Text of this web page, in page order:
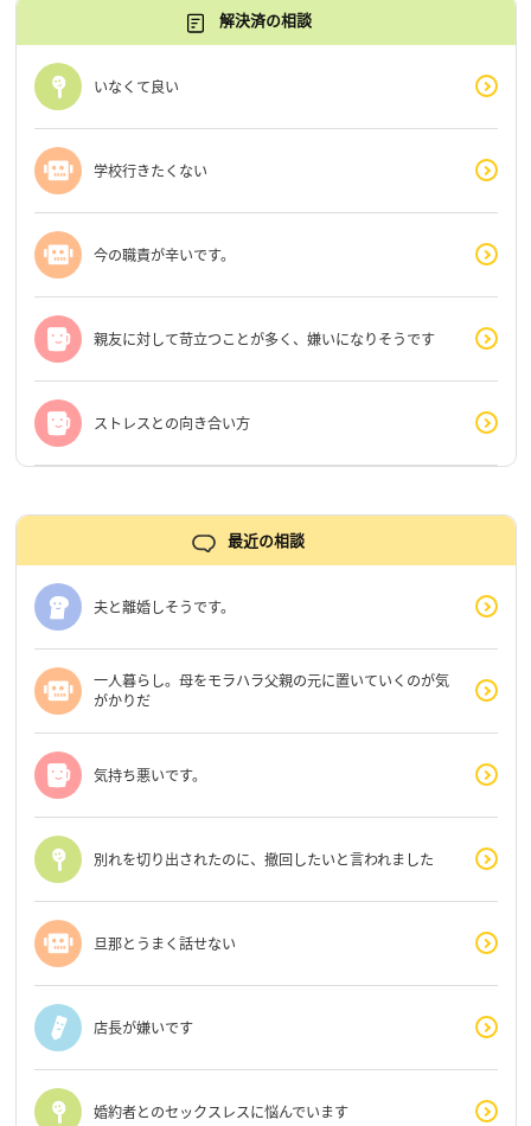
解決済の相談
いなくて良い
学校行きたくない
今の職責が辛いです。
親友に対して苛立つことが多く、嫌いになりそうです
ストレスとの向き合い方
最近の相談
夫と離婚しそうです。
一人暮らし。母をモラハラ父親の元に置いていくのが気
がかりだ
気持ち悪いです。
別れを切り出されたのに、撤回したいと言われました
旦那とうまく話せない
店長が嫌いです
婚約者とのセックスレスに悩んでいます